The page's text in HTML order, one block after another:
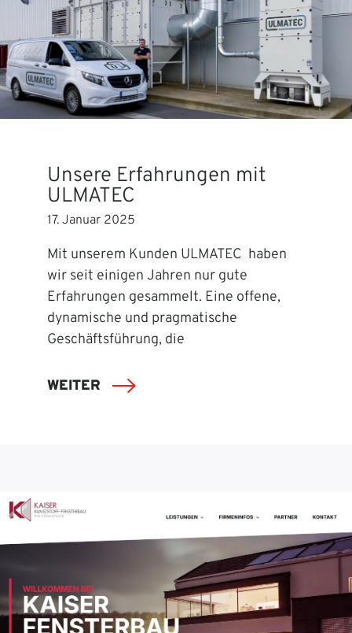
Unsere Erfahrungen mit
ULMATEC
17. Januar 2025
Mit unserem Kunden ULMATEC haben
wir seit einigen Jahren nur gute
Erfahrungen gesammelt. Eine offene,
dynamische und pragmatische
Geschäftsführung, die
WEITER